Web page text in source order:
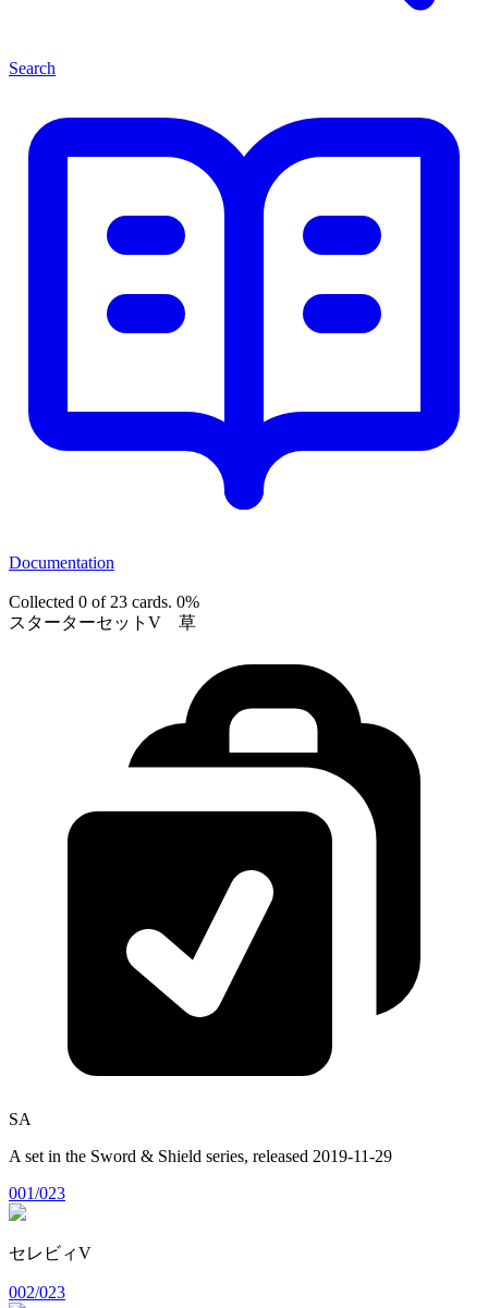
Search
Documentation
Collected 0 of 23 cards. 0%
スターターセットV 草
SA
A set in the Sword & Shield series, released 2019-11-29
001/023
セレビィV
002/023